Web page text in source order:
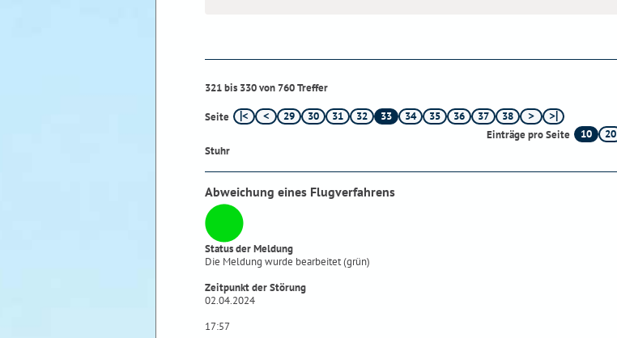
321 bis 330 von 760 Treffer
Seite 29 30 31 32 33 34 35 36 37
38
Einträge pro Seite
10 20
Stuhr
Abweichung eines Flugverfahrens
Status der Meldung
Die Meldung wurde bearbeitet (grün)
Zeitpunkt der Störung
02.04.2024
17:57